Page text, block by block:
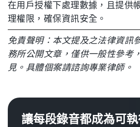
在用戶授權下處理數據，且提供
理權限，確保資訊安全。
免責聲明：本文提及之法律資訊
務所公開文章，僅供一般性參考
見。具體個案請諮詢專業律師。
讓每段錄音都成為可